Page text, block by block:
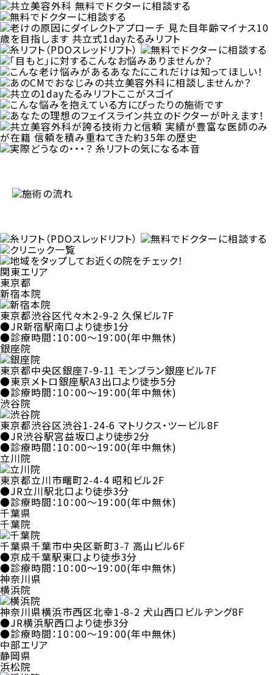
関東エリア
東京都
新宿本院
東京都渋谷区代々木2-9-2 久保ビル7F
●JR新宿駅南口より徒歩1分
●診療時間：10：00～19：00(年中無休)
銀座院
東京都中央区銀座7-9-11 モンブラン銀座ビル7F
●東京メトロ銀座駅A3出口より徒歩5分
●診療時間：10：00～19：00(年中無休)
渋谷院
東京都渋谷区渋谷1-24-6 マトリクス・ツービル8F
●JR渋谷駅宮益坂口より徒歩2分
●診療時間：10：00～19：00(年中無休)
立川院
東京都立川市曙町2-4-4 昭和ビル2F
●JR立川駅北口より徒歩3分
●診療時間：10：00～19：00(年中無休)
千葉県
千葉院
千葉県千葉市中央区新町3-7 高山ビル6F
●京成千葉駅東口より徒歩3分
●診療時間：10：00～19：00(年中無休)
神奈川県
横浜院
神奈川県横浜市西区北幸1-8-2 犬山西口ビルヂング8F
●JR横浜駅西口より徒歩3分
●診療時間：10：00～19：00(年中無休)
中部エリア
静岡県
浜松院